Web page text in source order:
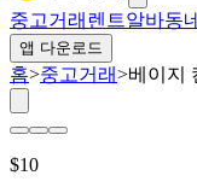
중고거래 렌트알바동
앱 다운로드
홈>중고거래>베이지
$10